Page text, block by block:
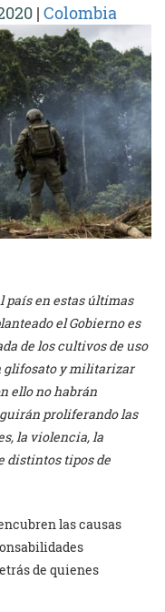
| Colombia
país en estas últimas
el Gobierno es
de los cultivos de uso
glifosato y militarizar
ello no habrán
proliferando las
la violencia, la
distintos tipos de
las causas
de quienes